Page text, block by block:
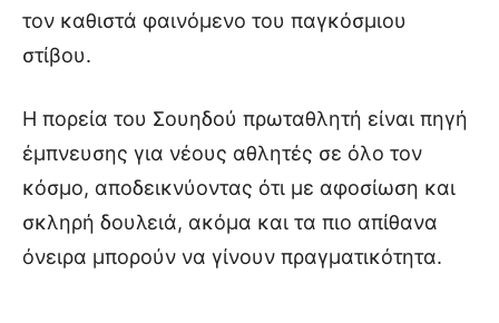
τον καθιστά φαινόμενο του παγκόσμιου
στίβου.
Η πορεία του Σουηδού πρωταθλητή είναι πηγή
έμπνευσης για νέους αθλητές σε όλο τον
κόσμο, αποδεικνύοντας ότι με αφοσίωση και
σκληρή δουλειά, ακόμα και τα πιο απίθανα
όνειρα μπορούν να γίνουν πραγματικότητα.